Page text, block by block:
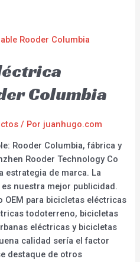
Columbia
/ Por juanhugo.com
Rooder Columbia, fábrica y
Rooder Technology Co
estrategia de marca. La
nuestra mejor publicidad.
OEM para bicicletas eléctricas
todoterreno, bicicletas
eléctricas y bicicletas
calidad sería el factor
destaque de otros